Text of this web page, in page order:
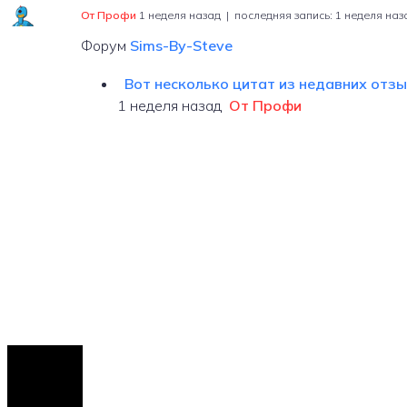
От Профи 1 неделя назад | последняя запись: 1 неделя
Форум Sims-By-Steve
Вот несколько цитат из недавних
1 неделя назад От Профи